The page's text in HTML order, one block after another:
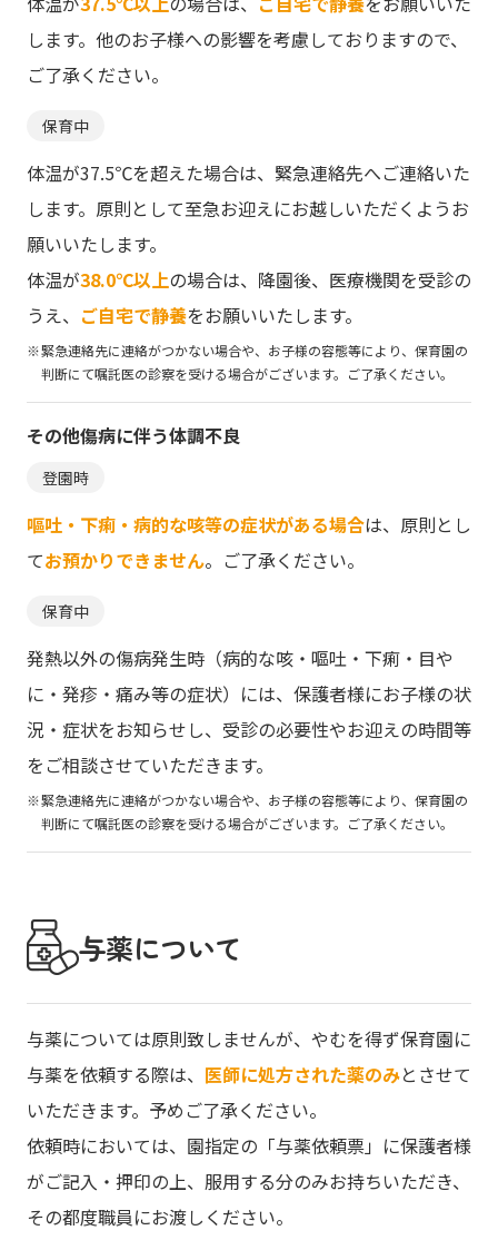
します。他のお子様への影響を考慮しておりますので、
ご了承ください。
保育中
体温が37.5℃を超えた場合は、緊急連絡先へご連絡いた
します。原則として至急お迎えにお越しいただくようお
願いいたします。
体温が38.0℃以上の場合は、降園後、医療機関を受診の
うえ、 ご自宅で静養をお願いいたします。
緊急連絡先に連絡がつかない場合や、お子様の容態等により、保育園の
判断にて嘱託医の診察を受ける場合がございます。ご了承ください。
その他傷病に伴う体調不良
登園時
嘔吐・下痢・病的な咳等の症状がある場合は、原則とし
てお預かりできません。ご了承ください。
保育中
発熱以外の傷病発生時（病的な咳・嘔吐・下痢・目や
に・発疹・痛み等の症状）には、保護者様にお子様の状
況・症状をお知らせし、受診の必要性やお迎えの時間等
をご相談させていただきます。
緊急連絡先に連絡がつかない場合や、お子様の容態等により、保育園の
判断にて嘱託医の診察を受ける場合がございます。ご了承ください。
与薬について
与薬については原則致しませんが、やむを得ず保育園に
与薬を依頼する際は、 医師に処方された薬のみとさせて
いただきます。予めご了承ください。
依頼時においては、園指定の「与薬依頼票」に保護者様
がご記入・押印の上、服用する分のみお持ちいただき、
その都度職員にお渡しください。